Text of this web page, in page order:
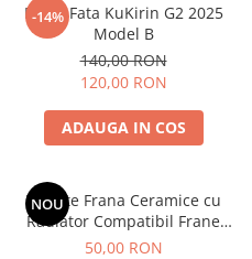
-14%
Etrier Fata KuKirin G2 2025
Model B
140,00 RON
120,00 RON
ADAUGA IN COS
NOU
Placute Frana Ceramice cu
Radiator Compatibil Frane
Hidraulice
50,00 RON